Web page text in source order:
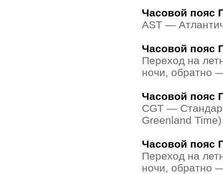
Часовой пояс
AST —
Часовой пояс
Переход на
ночи, обратно
Часовой пояс
CGT —
Greenland Time)
Часовой пояс
Переход на
ночи, обратно